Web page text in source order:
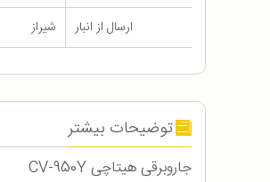
ارسال از انبار
شیراز
توضیحات بیشتر
جاروبرقی هیتاچی CV-950Y